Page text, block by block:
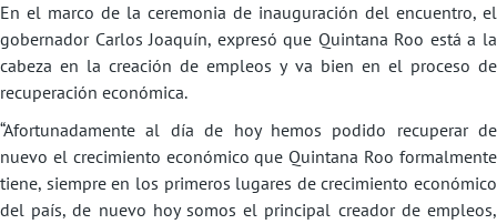
En el marco de la ceremonia de inauguración del encuentro, el
gobernador Carlos Joaquín, expresó que Quintana Roo está a la
cabeza en la creación de empleos y va bien en el proceso de
recuperación económica.
“Afortunadamente al día de hoy hemos podido recuperar de
nuevo el crecimiento económico que Quintana Roo formalmente
tiene, siempre en los primeros lugares de crecimiento económico
del país, de nuevo hoy somos el principal creador de empleos,